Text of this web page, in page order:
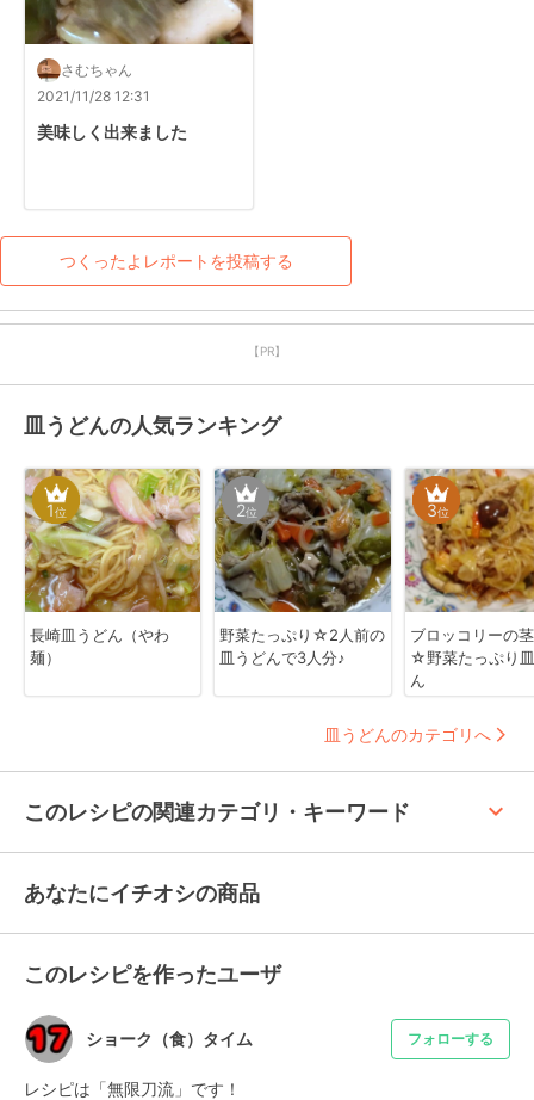
さむちゃん
2021/11/28 12:31
美味しく出来ました
つくったよレポートを投稿する
【PR】
皿うどんの人気ランキング
1位
長崎皿うどん（やわ
麺）
2位
野菜たっぷり☆2人前の
皿うどんで3人分♪
3位
ブロッコリーの
☆野菜たっぷり
ん
皿うどんのカテゴリへ
このレシピの関連カテゴリ・キーワード keyboard_arrow_up
あなたにイチオシの商品
このレシピを作ったユーザ
ショーク（食）タイム フォローする
レシピは「無限刀流」です！